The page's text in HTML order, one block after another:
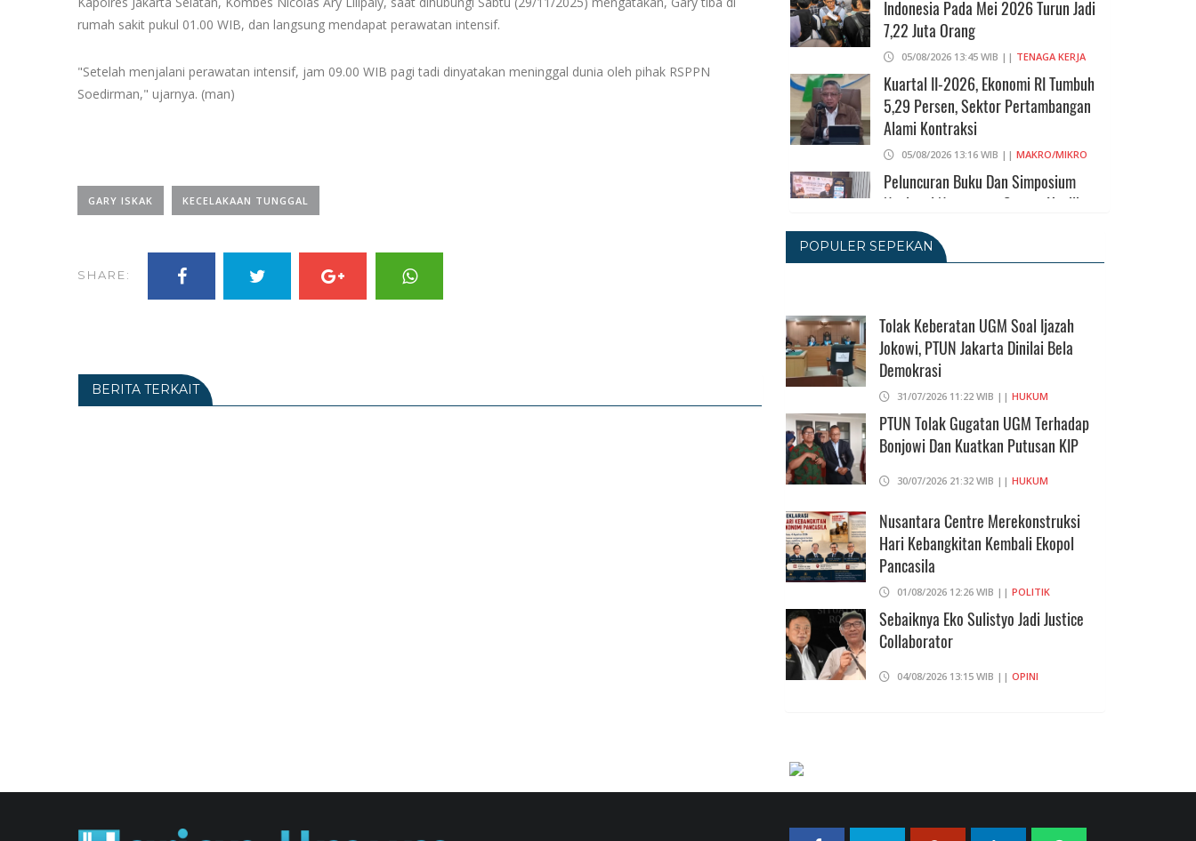
rumah sakit pukul 01.00 WIB, dan langsung mendapat perawatan intensif.
"Setelah menjalani perawatan intensif, jam 09.00 WIB pagi tadi dinyatakan meninggal dunia oleh pihak RSPPN
Soedirman," ujarnya. (man)
GARY ISKAK KECELAKAAN TUNGGAL
SHARE:
BERITA TERKAIT
Indonesia Pada Mei 2026 Turun Jadi
7,22 Juta Orang
05/08/2026 13:45 WIB || TENAGA KERJA
Kuartal II-2026, Ekonomi RI Tumbuh
5,29 Persen, Sektor Pertambangan
Alami Kontraksi
05/08/2026 13:16 WIB || MAKRO/MIKRO
Peluncuran Buku Dan Simposium
Nasional Nusantara Centre Hasilkan
Maklumat Merdeka Barat
04/08/2026 22:54 WIB ||
04/08/2026 18:37 WIB ||HUKUM
Eks Jampidsus Febrie Adriansyah Akan
Praperadilankan Kejagung Dan Polisi
04/08/2026 17:11 WIB ||HUKUM
POPULER SEPEKAN
Tolak Keberatan UGM Soal Ijazah
Jokowi, PTUN Jakarta Dinilai Bela
Demokrasi
31/07/2026 11:22 WIB || HUKUM
PTUN Tolak Gugatan UGM Terhadap
Bonjowi Dan Kuatkan Putusan KIP
30/07/2026 21:32 WIB || HUKUM
Nusantara Centre Merekonstruksi
Hari Kebangkitan Kembali Ekopol
Pancasila
01/08/2026 12:26 WIB || POLITIK
Sebaiknya Eko Sulistyo Jadi Justice
Collaborator
04/08/2026 13:15 WIB || OPINI